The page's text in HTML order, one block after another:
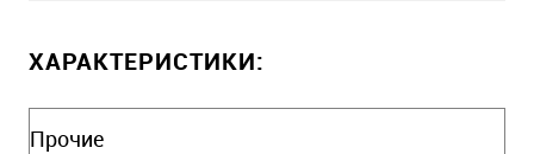
ХАРАКТЕРИСТИКИ:
Прочие